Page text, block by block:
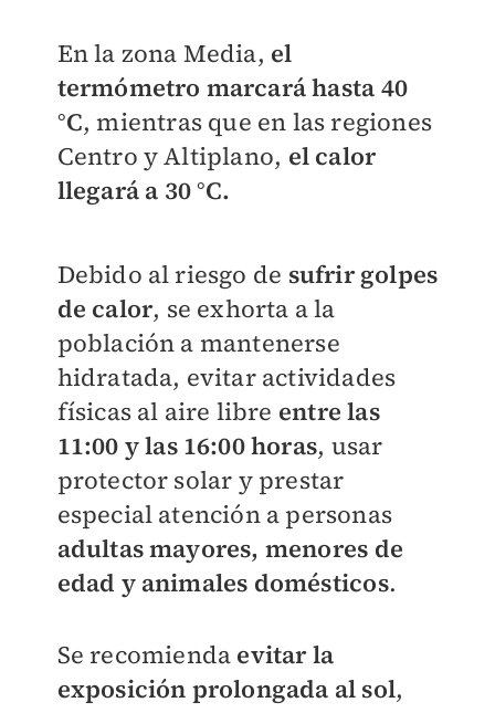
En la zona Media, el
termómetro marcará hasta 40
°C, mientras que en las regiones
Centro y Altiplano, el calor
llegará a 30 °C.
Debido al riesgo de sufrir golpes
de calor, se exhorta a la
población a mantenerse
hidratada, evitar actividades
físicas al aire libre entre las
11:00 y las 16:00 horas, usar
protector solar y prestar
especial atención a personas
adultas mayores, menores de
edad y animales domésticos.
Se recomienda evitar la
exposición prolongada al sol,